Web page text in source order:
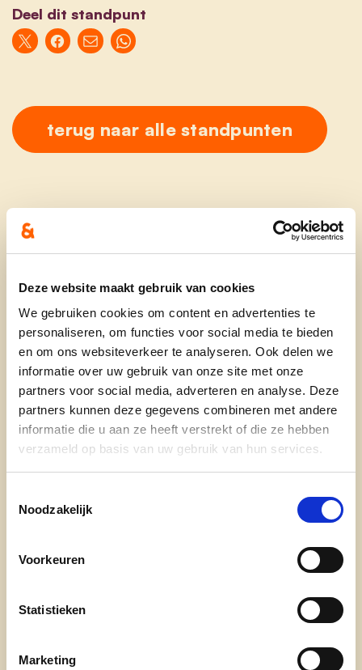
Deze website maakt gebruik van cookies
We gebruiken cookies om content en advertenties te
personaliseren, om functies voor social media te bieden
en om ons websiteverkeer te analyseren. Ook delen we
informatie over uw gebruik van onze site met onze
partners voor social media, adverteren en analyse. Deze
partners kunnen deze gegevens combineren met andere
informatie die u aan ze heeft verstrekt of die ze hebben
verzameld op basis van uw gebruik van hun services.
Noodzakelijk
Voorkeuren
Statistieken
Marketing
Deel dit standpunt
terug naar alle standpunten
Ontdek
waarom cd&v
onze partij
nieuws
Engagement
onze afdelingen
contact